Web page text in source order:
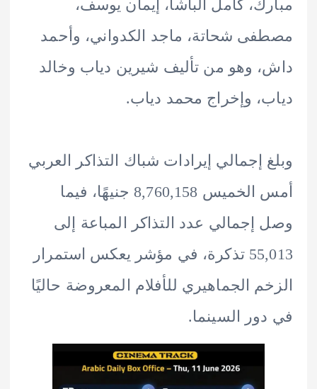
كامل الباشا، إيمان يوسف،
شحاتة، ماجد الكدواني، وأحمد
وهو من تأليف شيرين دياب وخالد
وإخراج محمد دياب.
إجمالي إيرادات شباك التذاكر العربي
أمس الخميس 8,760,158 جنيهًا، فيما
عدد التذاكر المباعة إلى
55,013 تذكرة، في مؤشر يعكس استمرار
الجماهيري للأفلام المعروضة حاليًا
السينما.